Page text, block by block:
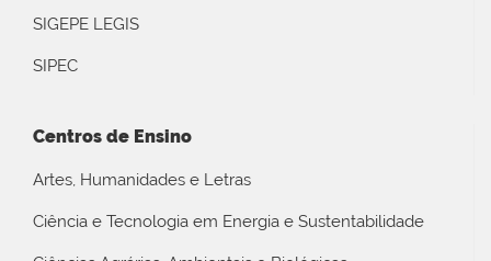
SIGEPE LEGIS
SIPEC
Centros de Ensino
Artes, Humanidades e Letras
Ciência e Tecnologia em Energia e Sustentabilidade